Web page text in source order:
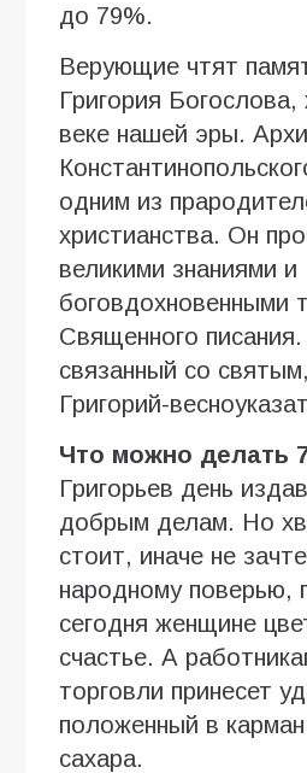
до 79%.
Верующие чтят
Григория
веке нашей эры.
одним из
христианства. Он
великими знаниями и
боговдохновенными
Священного
связанный со
Григорий-
Что можно делать
Григорьев день
добрым делам. Но
стоит, иначе не
народному поверью,
сегодня женщине
счастье. А
торговли принесет
положенный в карман
сахара.